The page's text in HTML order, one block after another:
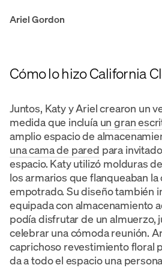
Ariel Gordon
Cómo lo hizo California
Juntos, Katy y Ariel crearon un
medida que incluía un gran
amplio espacio de
una cama de pared para
espacio. Katy utilizó molduras
los armarios que flanqueaban
empotrado. Su diseño también
equipada con almacenamiento
podía disfrutar de un almuerzo,
celebrar una cómoda reunión.
caprichoso revestimiento floral
da a todo el espacio una